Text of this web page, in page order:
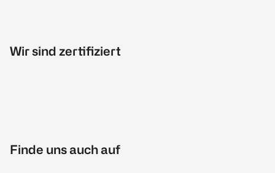
Wir sind zertifiziert
Finde uns auch auf